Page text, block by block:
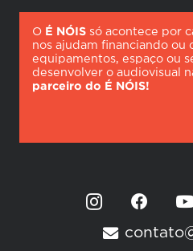
O É NÓIS só acontece por
nos ajudam financiando ou
equipamentos, espaço ou
desenvolver o audiovisual
parceiro do É NÓIS!